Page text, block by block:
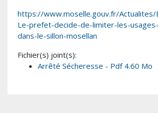
https://www.moselle.gouv.fr/
Le-prefet-decide-de-limiter-les-
dans-le-sillon-mosellan
Fichier(s) joint(s):
Arrêté Sécheresse - Pdf 4.60 Mo